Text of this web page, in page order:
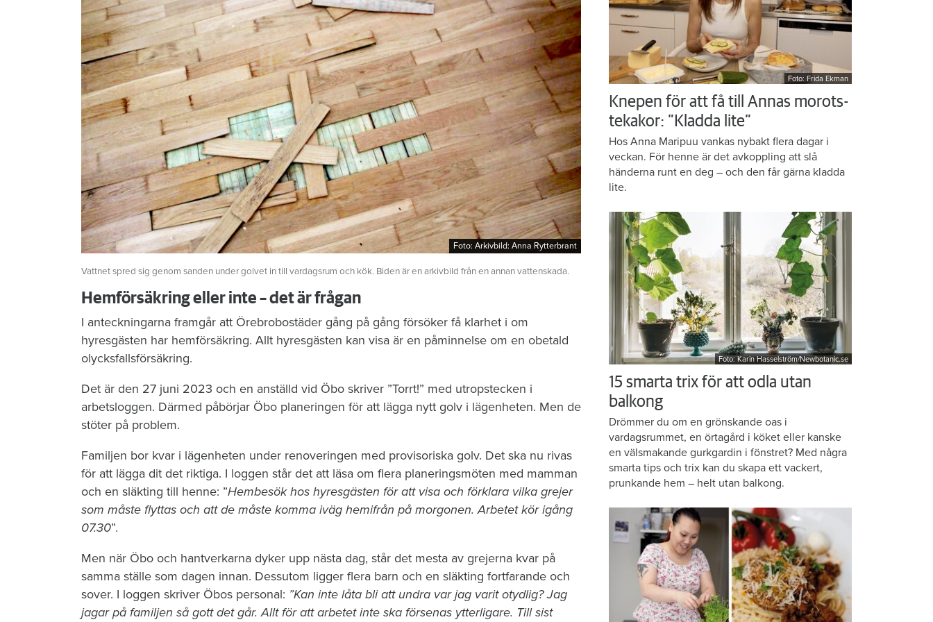
Foto: Arkivbild: Anna Rytterbrant
Foto: Arkivbild: Anna Rytterbrant
Vattnet spred sig genom sanden under golvet in till vardagsrum och kök. Biden är en arkivbild från en annan vattenskada.
Hemförsäkring eller inte – det är frågan
I anteckningarna framgår att Örebrobostäder gång på gång försöker få klarhet i om
hyresgästen har hemförsäkring. Allt hyresgästen kan visa är en påminnelse om en obetald
olycksfallsförsäkring.
Det är den 27 juni 2023 och en anställd vid Öbo skriver ”Torrt!” med utropstecken i
arbetsloggen. Därmed påbörjar Öbo planeringen för att lägga nytt golv i lägenheten. Men de
stöter på problem.
Familjen bor kvar i lägenheten under renoveringen med provisoriska golv. Det ska nu rivas
för att lägga dit det riktiga. I loggen står det att läsa om flera planeringsmöten med mamman
och en släkting till henne: ”Hembesök hos hyresgästen för att visa och förklara vilka grejer
som måste flyttas och att de måste komma iväg hemifrån på morgonen. Arbetet kör igång
07.30”.
Men när Öbo och hantverkarna dyker upp nästa dag, står det mesta av grejerna kvar på
samma ställe som dagen innan. Dessutom ligger flera barn och en släkting fortfarande och
sover. I loggen skriver Öbos personal: ”Kan inte låta bli att undra var jag varit otydlig? Jag
jagar på familjen så gott det går. Allt för att arbetet inte ska försenas ytterligare. Till sist
Foto: Frida Ekman
Knepen för att få till Annas morots-
tekakor: ”Kladda lite”
Hos Anna Maripuu vankas nybakt flera dagar i
veckan. För henne är det avkoppling att slå
händerna runt en deg – och den får gärna kladda
lite.
Foto: Karin Hasselström/Newbotanic.se
15 smarta trix för att odla utan
balkong
Drömmer du om en grönskande oas i
vardagsrummet, en örtagård i köket eller kanske
en välsmakande gurkgardin i fönstret? Med några
smarta tips och trix kan du skapa ett vackert,
prunkande hem – helt utan balkong.